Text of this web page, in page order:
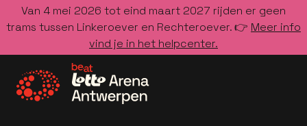
Van 4 mei 2026 tot eind maart 2027 rijden er geen
trams tussen Linkeroever en Rechteroever. 👉 Meer info
vind je in het helpcenter.